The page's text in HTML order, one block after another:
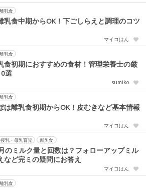
離乳食
乳食中期からOK！下ごしらえと調理のコツ
マイコはん
離乳食
食初期におすすめの食材！管理栄養士の厳
選
sumiko
離乳食
は離乳食初期からOK！皮むきなど基本情報
マイコはん
授乳・母乳育児 離乳食
のミルク量と回数は？フォローアップミル
など完ミの疑問にお答え
マイコはん
離乳食